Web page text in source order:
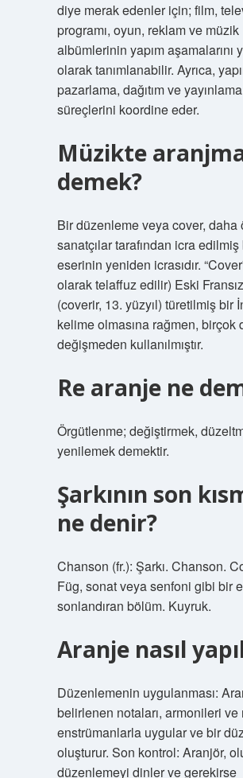
diye merak edenler için; film,
programı, oyun, reklam ve müzik
albümlerinin yapım aşamalarını
olarak tanımlanabilir. Ayrıca,
pazarlama, dağıtım ve yayınlama
süreçlerini koordine eder.
Müzikte
demek?
Bir düzenleme veya cover, daha
sanatçılar tarafından icra
eserinin yeniden icrasıdır.
olarak telaffuz edilir) Eski
(coverir, 13. yüzyıl) türetilmiş bir
kelime olmasına rağmen, birçok
değişmeden kullanılmıştır.
Re aranje ne
Örgütlenme; değiştirmek,
yenilemek demektir.
Şarkının son
ne denir?
Chanson (fr.): Şarkı. Chanson.
Füg, sonat veya senfoni gibi bir
sonlandıran bölüm. Kuyruk.
Aranje nasıl
Düzenlemenin uygulanması:
belirlenen notaları, armonileri ve
enstrümanlarla uygular ve bir
oluşturur. Son kontrol: Aranjör,
düzenlemeyi dinler ve gerekirse